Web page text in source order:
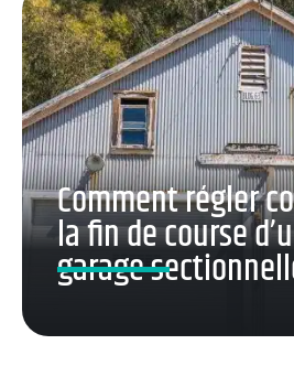
Comment régler
la fin de course
garage